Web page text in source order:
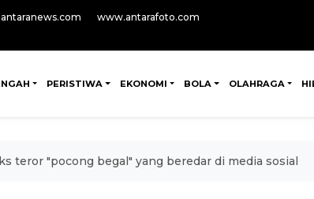
www.antarafoto.com
PERISTIWA EKONOMI BOLA OLAHRAGA
teror "pocong begal" yang beredar di media sosial